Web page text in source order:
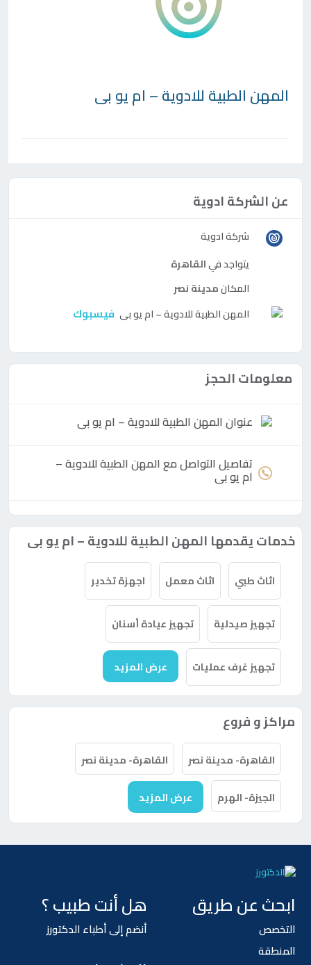
المهن الطبية للادوية – ام يو بى
عن الشركة ادوية
شركة ادوية
يتواجد فيالقاهرة
المكانمدينة نصر
المهن الطبية للادوية – ام يو بى فيسبوك
معلومات الحجز
عنوان المهن الطبية للادوية – ام يو بى
تفاصيل التواصل مع المهن الطبية للادوية –
ام يو بى
خدمات يقدمها المهن الطبية للادوية – ام يو بى
اثاث طبي اثاث معمل اجهزة تخدير
تجهيز صيدلية تجهيز عيادة أسنان
تجهيز غرف عمليات عرض المزيد
مراكز و فروع
القاهرة- مدينة نصر القاهرة- مدينة نصر
الجيزة- الهرم عرض المزيد
ابحث عن طريق
التخصص
المنطقة
هل أنت طبيب ؟
أنضم إلى أطباء الدكتورز